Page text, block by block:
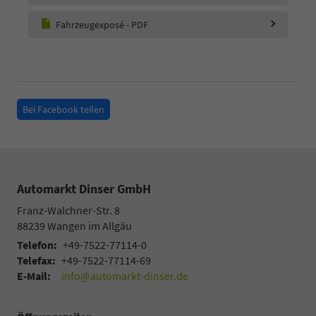
Fahrzeugexposé - PDF
Bei Facebook teilen
Automarkt Dinser GmbH
Franz-Walchner-Str. 8
88239 Wangen im Allgäu
Telefon: +49-7522-77114-0
Telefax: +49-7522-77114-69
E-Mail:
info@automarkt-dinser.de